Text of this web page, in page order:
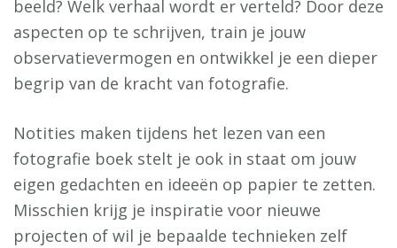
beeld? Welk verhaal wordt er verteld? Door deze
aspecten op te schrijven, train je jouw
observatievermogen en ontwikkel je een dieper
begrip van de kracht van fotografie.
Notities maken tijdens het lezen van een
fotografie boek stelt je ook in staat om jouw
eigen gedachten en ideeën op papier te zetten.
Misschien krijg je inspiratie voor nieuwe
projecten of wil je bepaalde technieken zelf